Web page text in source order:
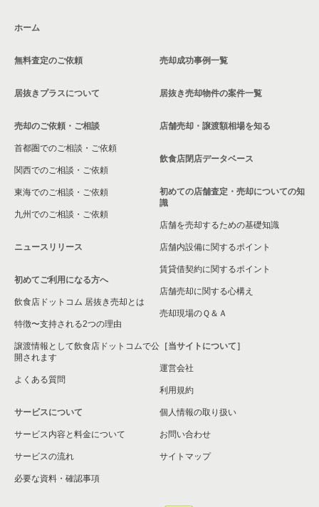
ホーム
無料査定のご依頼
居抜きプラスについて
売却のご依頼・ご相談
首都圏でのご相談・ご依頼
関西でのご相談・ご依頼
東海でのご相談・ご依頼
九州でのご相談・ご依頼
ニュースリリース
初めてご利用になる方へ
飲食店ドットコム 居抜き売却とは
特徴〜支持される2つの理由
譲渡情報として飲食店ドットコムで公
開されます
よくある質問
サービスについて
サービス内容と料金について
サービスの流れ
必要な資料・確認事項
売却成功事例一覧
居抜き売却物件の案件一覧
店舗売却・譲渡額相場を知る
飲食店閉店データベース
初めての店舗査定・売却についての知
識
店舗を売却するための基礎知識
店舗内設備に関するポイント
賃貸借契約に関するポイント
店舗売却に関する心構え
売却現場のＱ＆Ａ
［当サイトについて］
運営会社
利用規約
個人情報の取り扱い
お問い合わせ
サイトマップ